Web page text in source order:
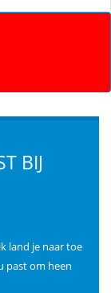
BIJ
land je naar toe
past om heen